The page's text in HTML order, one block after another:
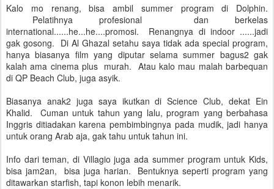
Kalo mo renang, bisa ambil summer program di Dolphin.
Pelatihnya profesional dan berkelas
international......he...he....promosi. Renangnya di indoor ......jadi
gak gosong. Di Al Ghazal setahu saya tidak ada special program,
hanya biasanya film yang diputar selama summer bagus2 gak
kalah ama cinema plus murah. Atau kalo mau malah barbequan
di QP Beach Club, juga asyik.
Biasanya anak2 juga saya ikutkan di Science Club, dekat Ein
Khalid. Cuman untuk tahun yang lalu, program yang berbahasa
Inggris ditiadakan karena pembimbingnya pada mudik, jadi hanya
untuk orang Arab aja, gak tahu untuk tahun ini.
Info dari teman, di Villagio juga ada summer program untuk Kids,
bisa jam2an, bisa juga harian. Bentuknya seperti program yang
ditawarkan starfish, tapi konon lebih menarik.